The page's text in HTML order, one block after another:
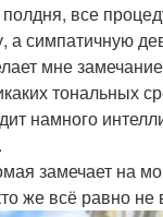
все
а симпатичную
мне
тональных
намного
замечает на
же всё равно не